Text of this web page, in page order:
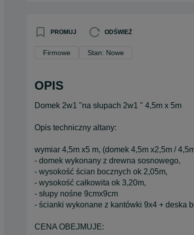
PROMUJ ODŚWIEŻ
Firmowe Stan: Nowe
OPIS
Domek 2w1 "na słupach 2w1 " 4,5m x 5m
Opis techniczny altany:
wymiar 4,5m x5 m, (domek 4,5m x2,5m /
- domek wykonany z drewna sosnowego,
- wysokość ścian bocznych ok 2,05m,
- wysokość całkowita ok 3,20m,
- słupy nośne 9cmx9cm
- ścianki wykonane z kantówki 9x4 + deska
CENA OBEJMUJE: